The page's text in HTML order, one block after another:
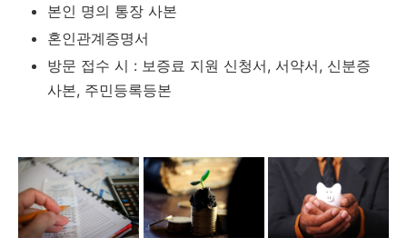
본인 명의 통장 사본
혼인관계증명서
방문 접수 시 : 보증료 지원 신청서, 서약서, 신분증
사본, 주민등록등본